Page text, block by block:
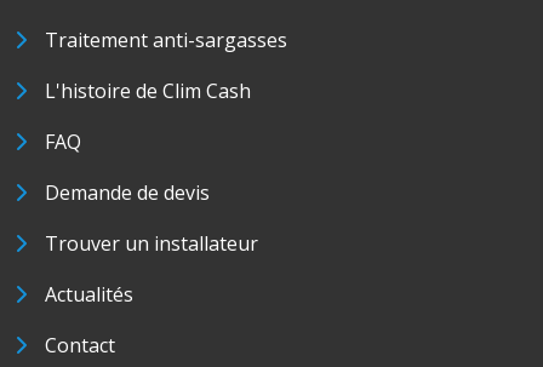
Traitement anti-sargasses
L'histoire de Clim Cash
FAQ
Demande de devis
Trouver un installateur
Actualités
Contact